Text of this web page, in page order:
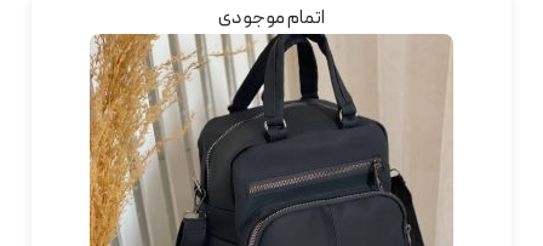
اتمام موجودی